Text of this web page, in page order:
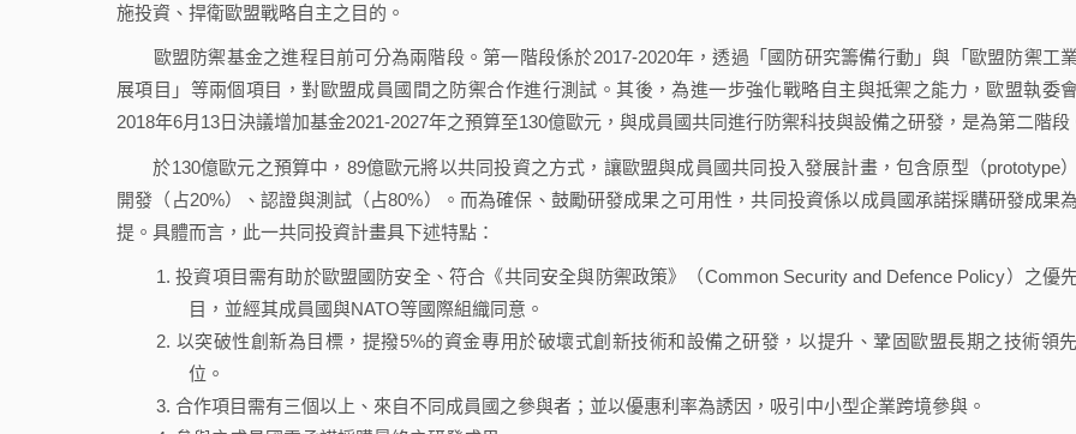
施投資、捍衛歐盟戰略自主之目的。
歐盟防禦基金之進程目前可分為兩階段。第一階段係於2017-2020年，透過「國防研究籌備行動」與「歐盟防禦工
展項目」等兩個項目，對歐盟成員國間之防禦合作進行測試。其後，為進一步強化戰略自主與抵禦之能力，歐盟執委
2018年6月13日決議增加基金2021-2027年之預算至130億歐元，與成員國共同進行防禦科技與設備之研發，是為第二階段
於130億歐元之預算中，89億歐元將以共同投資之方式，讓歐盟與成員國共同投入發展計畫，包含原型（prototype
開發（占20%）、認證與測試（占80%）。而為確保、鼓勵研發成果之可用性，共同投資係以成員國承諾採購研發成果
提。具體而言，此一共同投資計畫具下述特點：
投資項目需有助於歐盟國防安全、符合《共同安全與防禦政策》（Common Security and Defence Policy）之優
目，並經其成員國與NATO等國際組織同意。
以突破性創新為目標，提撥5%的資金專用於破壞式創新技術和設備之研發，以提升、鞏固歐盟長期之技術領
位。
合作項目需有三個以上、來自不同成員國之參與者；並以優惠利率為誘因，吸引中小型企業跨境參與。